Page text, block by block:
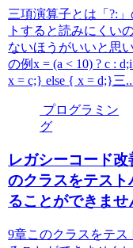
三項演算子とは「?:
トすると読みにくい
ないほうがいいと思
の例x = (a < 10) ? c :
x = c;} else { x = d;}三
プログラミン
グ
レガシーコード改
のクラスをテス
ることができませ
9章このクラスをテ